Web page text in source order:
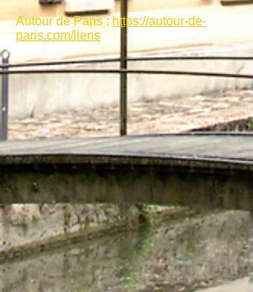
Autour de Paris : https://autour-de-
paris.com/liens